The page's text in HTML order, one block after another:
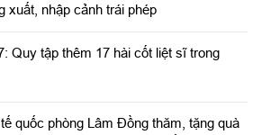
xuất, nhập cảnh trái phép
Quy tập thêm 17 hài cốt liệt sĩ trong
quốc phòng Lâm Đồng thăm, tặng quà